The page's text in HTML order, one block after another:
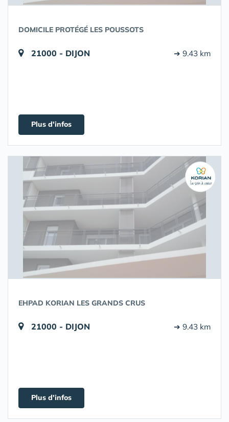
DOMICILE PROTÉGÉ LES POUSSOTS
21000 - DIJON ➔ 9.43 km
Plus d'infos
EHPAD KORIAN LES GRANDS CRUS
21000 - DIJON ➔ 9.43 km
Plus d'infos